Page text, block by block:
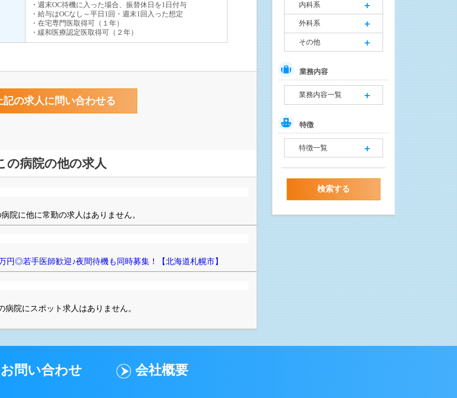
・週末OC待機に入った場合、振替休日を1日付与
・給与はOCなし～平日1回・週末1回入った想定
・在宅専門医取得可（１年）
・緩和医療認定医取得可（２年）
の病院の他の求人
院に他に常勤の求人はありません。
円◎若手医師歓迎♪夜間待機も同時募集！【北海道札幌市】
病院にスポット求人はありません。
内科系
外科系
その他
業務内容
業務内容一覧
特徴
特徴一覧
お問い合わせ 会社概要